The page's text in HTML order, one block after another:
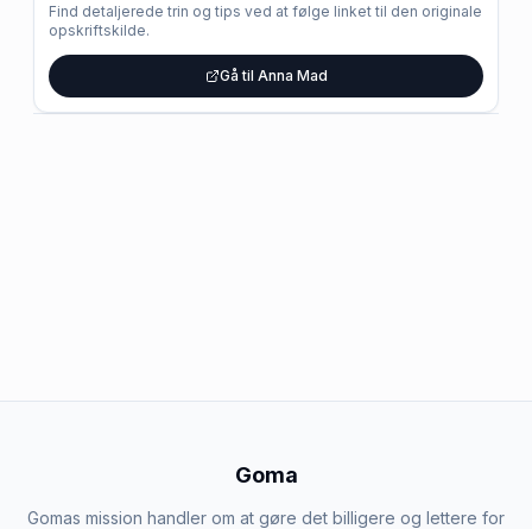
Find detaljerede trin og tips ved at følge linket til den originale
opskriftskilde.
Gå til Anna Mad
Goma
Gomas mission handler om at gøre det billigere og lettere for